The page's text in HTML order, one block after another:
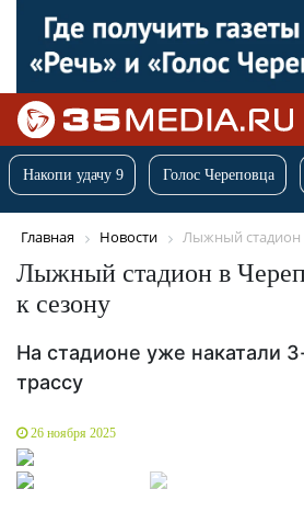
Накопи удачу 9 Голос Череповца
Главная Новости Лыжный стадион
Лыжный стадион в
к сезону
На стадионе уже накатали
трассу
26 ноября 2025